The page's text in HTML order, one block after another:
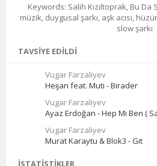
Keywords: Salih Kızıltoprak, Bu
müzik, duygusal şarkı, aşk acısı,
slow şarkı
TAVSIYE EDILDI
Vugar Farzaliyev
Heijan feat. Muti - Birader
Vugar Farzaliyev
Ayaz Erdoğan - Hep Mi Ben (
Vugar Farzaliyev
Murat Karaytu & Blok3 - Git
İSTATISTIKLER